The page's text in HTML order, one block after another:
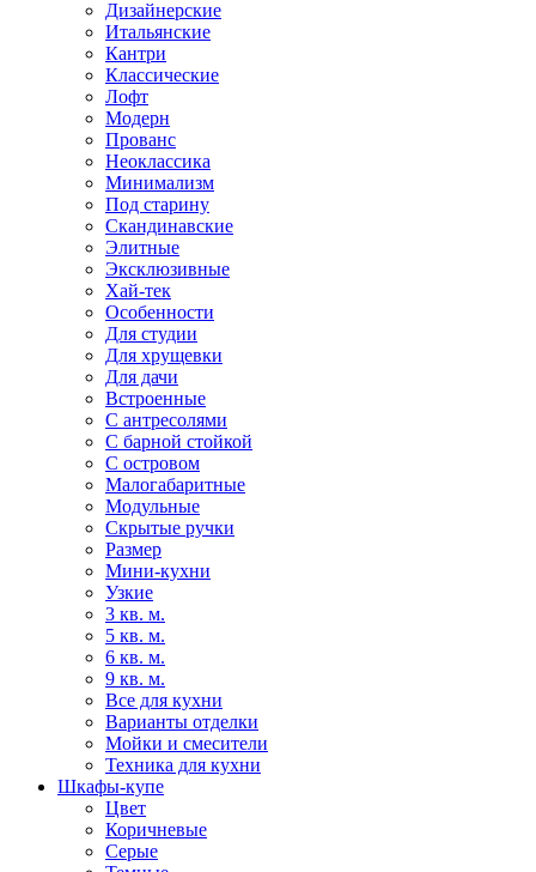
Дизайнерские
Итальянские
Кантри
Классические
Лофт
Модерн
Прованс
Неоклассика
Минимализм
Под старину
Скандинавские
Элитные
Эксклюзивные
Хай-тек
Особенности
Для студии
Для хрущевки
Для дачи
Встроенные
С антресолями
С барной стойкой
С островом
Малогабаритные
Модульные
Скрытые ручки
Размер
Мини-кухни
Узкие
3 кв. м.
5 кв. м.
6 кв. м.
9 кв. м.
Все для кухни
Варианты отделки
Мойки и смесители
Техника для кухни
Шкафы-купе
Цвет
Коричневые
Серые